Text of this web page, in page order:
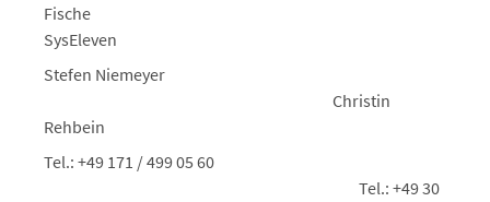
Fische
SysEleven
Stefen Niemeyer
Christin
Rehbein
Tel.: +49 171 / 499 05 60
Tel.: +49 30